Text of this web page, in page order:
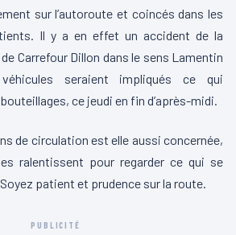
sur l’autoroute et coincés dans les
Il y a en effet un accident de la
Carrefour Dillon dans le sens Lamentin
seraient impliqués ce qui
ce jeudi en fin d’après-midi.
de circulation est elle aussi concernée,
ralentissent pour regarder ce qui se
patient et prudence sur la route.
PUBLICITÉ